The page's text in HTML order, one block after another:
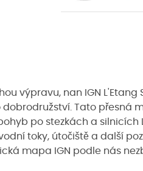
výpravu, nan IGN
Tato přesná
po stezkách a silnicích
toky, útočiště a další
mapa IGN podle nás